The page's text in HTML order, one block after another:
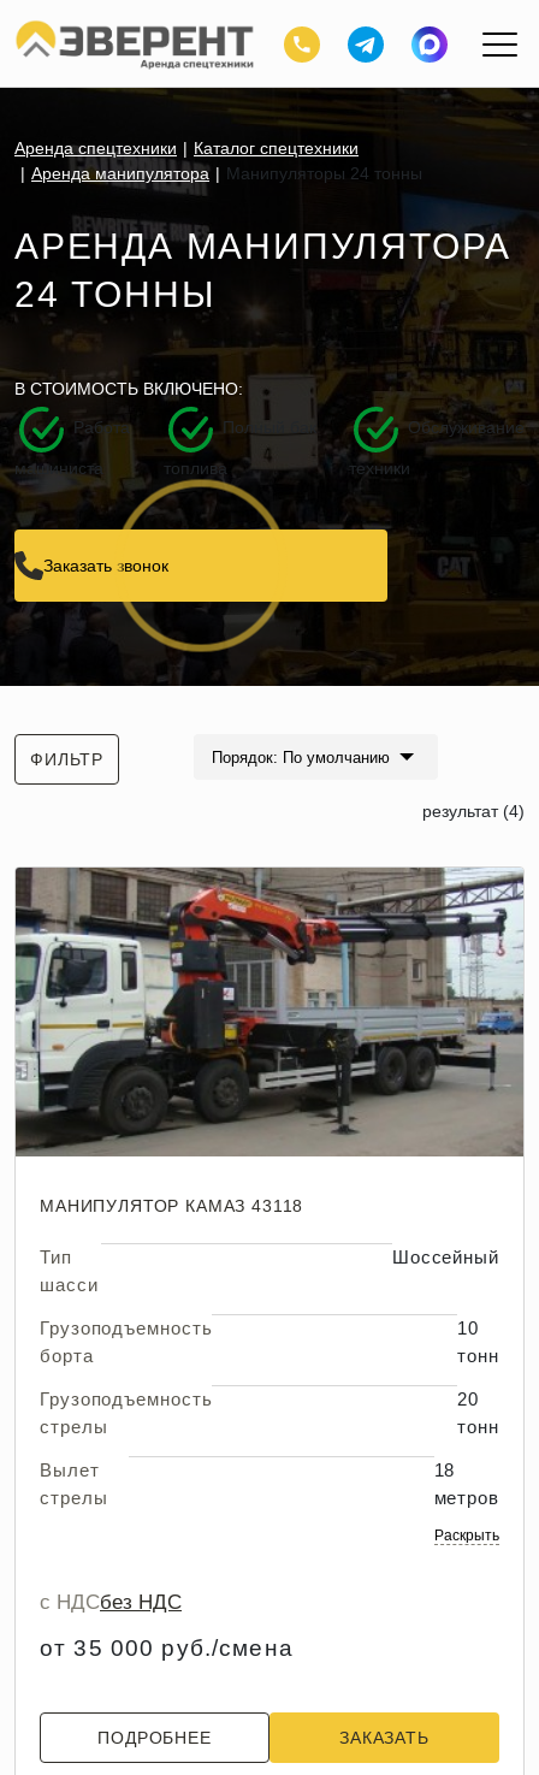
Аренда спецтехники
Каталог спецтехники
Аренда манипулятора
Манипуляторы 24 тонны
АРЕНДА МАНИПУЛЯТОРА
24 ТОННЫ
В СТОИМОСТЬ ВКЛЮЧЕНО:
Работа
машиниста
Полный бак
топлива
Обслуживание
техники
Заказать звонок
ФИЛЬТР Порядок: По умолчанию
результат (4)
МАНИПУЛЯТОР КАМАЗ 43118
Тип
шасси
Шоссейный
Грузоподъемность
борта
10
тонн
Грузоподъемность
стрелы
20
тонн
Вылет
стрелы
18
метров
Раскрыть
с НДСбез НДС
от 35 000 руб./смена
ПОДРОБНЕЕ ЗАКАЗАТЬ